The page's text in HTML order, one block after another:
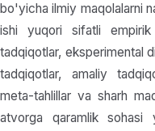
bo'yicha ilmiy maqolalarni
ishi yuqori sifatli empirik
tadqiqotlar, eksperimental
tadqiqotlar, amaliy
meta-tahlillar va sharh
atvorga qaramlik